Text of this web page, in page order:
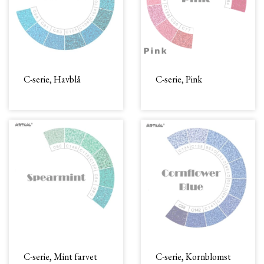
C-serie, Havblå C-serie, Pink
C-serie, Mint farvet
C-serie, Kornblomst